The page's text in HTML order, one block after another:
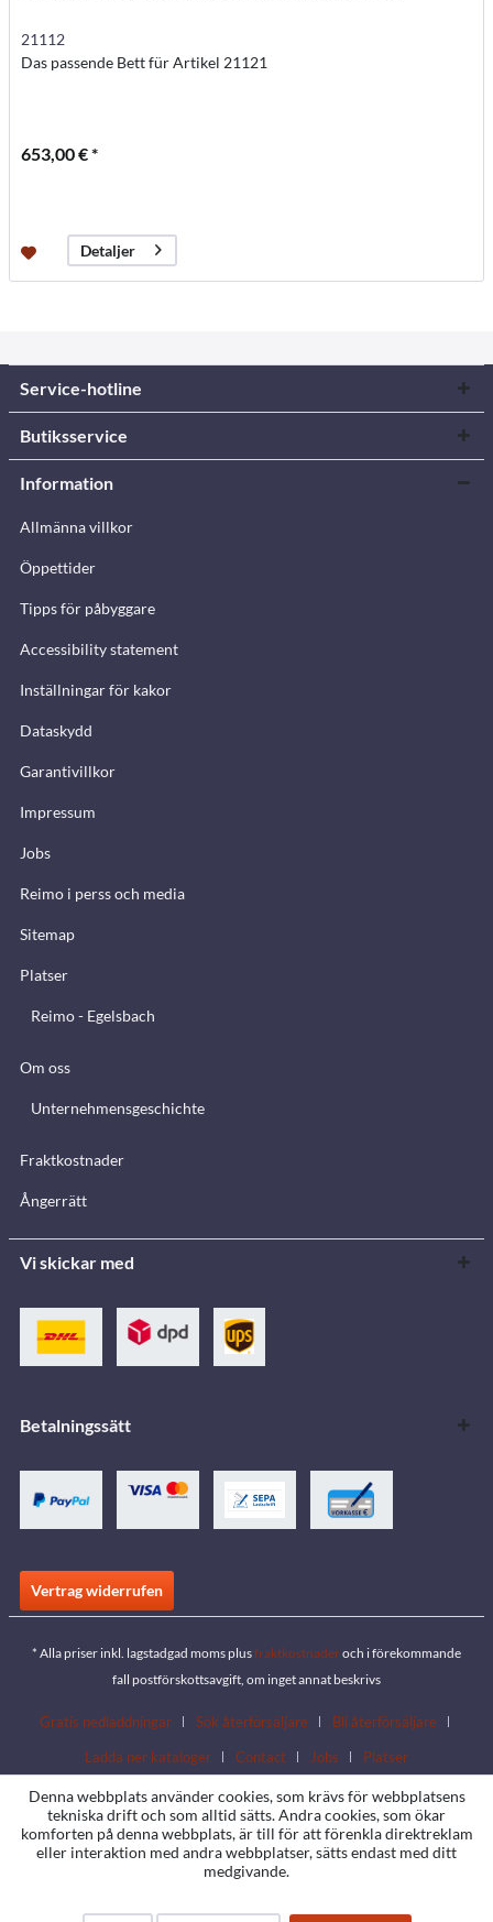
21112
Das passende Bett für Artikel 21121
653,00 € *
Detaljer
Service-hotline
Butiksservice
Information
Allmänna villkor
Öppettider
Tipps för påbyggare
Accessibility statement
Inställningar för kakor
Dataskydd
Garantivillkor
Impressum
Jobs
Reimo i perss och media
Sitemap
Platser
Reimo - Egelsbach
Om oss
Unternehmensgeschichte
Fraktkostnader
Ångerrätt
Vi skickar med
Betalningssätt
Vertrag widerrufen
* Alla priser inkl. lagstadgad moms plusfraktkostnaderoch i förekommande
fall postförskottsavgift, om inget annat beskrivs
Gratis nedladdningar Sök återförsäljare
Bli återförsäljare
Ladda ner kataloger
Contact Jobs Platser
Denna webbplats använder cookies, som krävs för webbplatsens
tekniska drift och som alltid sätts. Andra cookies, som ökar
komforten på denna webbplats, är till för att förenkla direktreklam
eller interaktion med andra webbplatser, sätts endast med ditt
medgivande.